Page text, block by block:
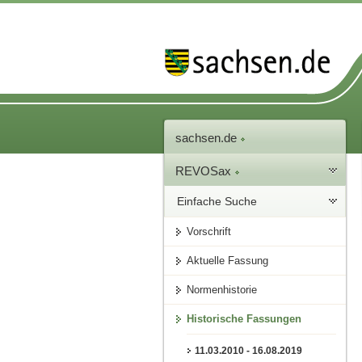
sachsen.de
REVOSax
Einfache Suche
Vorschrift
Aktuelle Fassung
Normenhistorie
Historische Fassungen
11.03.2010 - 16.08.2019